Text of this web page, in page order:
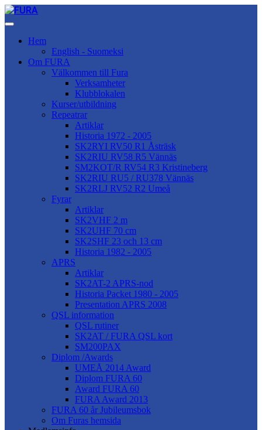
Hem
English - Suomeksi
Om FURA
Välkommen till Fura
Verksamheter
Klubblokalen
Kurser/utbildning
Repeatrar
Artiklar
Historia 1972 - 2005
SK2RYI RV50 R1 Åsträsk
SK2RIU RV58 R5 Vännäs
SM2KOT/R RV54 R3 Kristineberg
SK2RIU RU5 / RU378 Vännäs
SK2RLJ RV52 R2 Umeå
Fyrar
Artiklar
SK2VHF 2 m
SK2UHF 70 cm
SK2SHF 23 och 13 cm
Historia 1982 - 2005
APRS
Artiklar
SK2AT-2 APRS-nod
Historia Packet 1980 - 2005
Presentation APRS 2008
QSL information
QSL rutiner
SK2AT / FURA QSL kort
SM200PAX
Diplom /Awards
UMEÅ 2014 Award
Diplom FURA 60
Award FURA 60
FURA Award 2013
FURA 60 år Jubileumsbok
Om Furas hemsida